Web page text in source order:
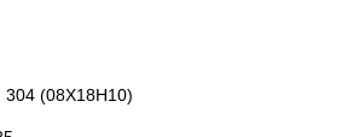
304 (08Х18Н10)